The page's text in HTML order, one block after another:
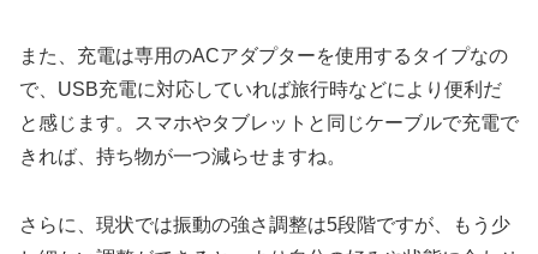
また、充電は専用のACアダプターを使用するタイプなの
で、USB充電に対応していれば旅行時などにより便利だ
と感じます。スマホやタブレットと同じケーブルで充電で
きれば、持ち物が一つ減らせますね。
さらに、現状では振動の強さ調整は5段階ですが、もう少